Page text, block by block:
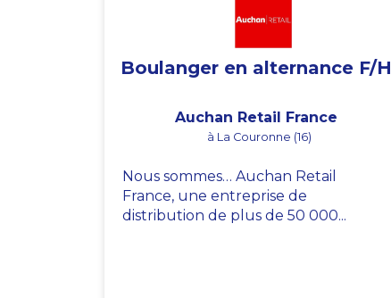
Boulanger en alternance F/H
Auchan Retail France
à La Couronne (16)
Nous sommes… Auchan Retail
France, une entreprise de
distribution de plus de 50 000...